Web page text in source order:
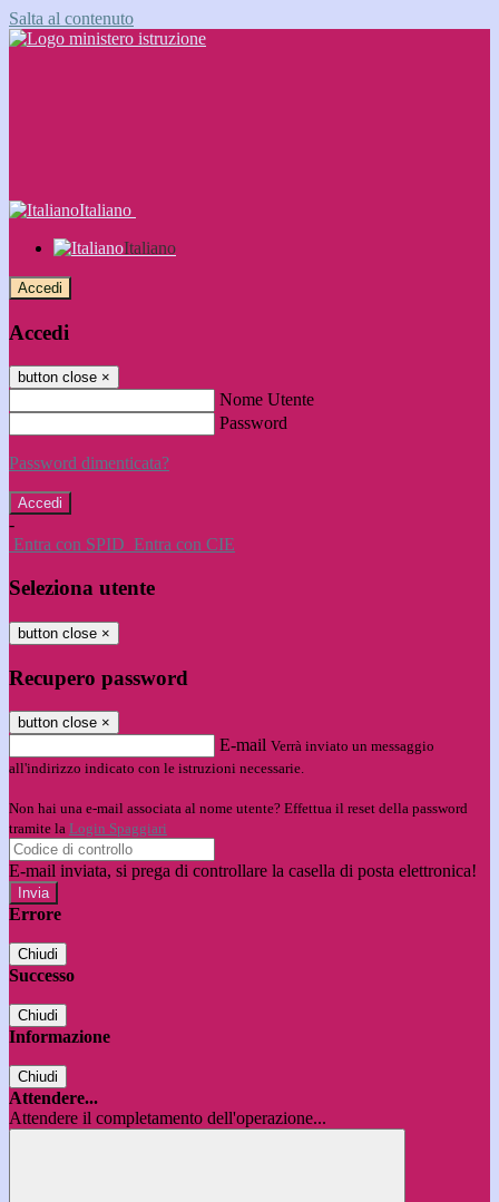
Salta al contenuto
Italiano
Italiano
Accedi
Accedi
button close ×
Nome Utente
Password
Password dimenticata?
-
Entra con SPID Entra con CIE
Seleziona utente
button close ×
Recupero password
button close ×
E-mail Verrà inviato un messaggio
all'indirizzo indicato con le istruzioni necessarie.
Non hai una e-mail associata al nome utente? Effettua il reset della password
tramite la Login Spaggiari
E-mail inviata, si prega di controllare la casella di posta elettronica!
Errore
Chiudi
Successo
Chiudi
Informazione
Chiudi
Attendere...
Attendere il completamento dell'operazione...